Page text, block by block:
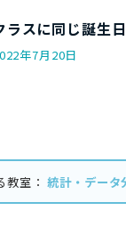
ラスに同じ誕生
年7月20日
教室：統計・デー